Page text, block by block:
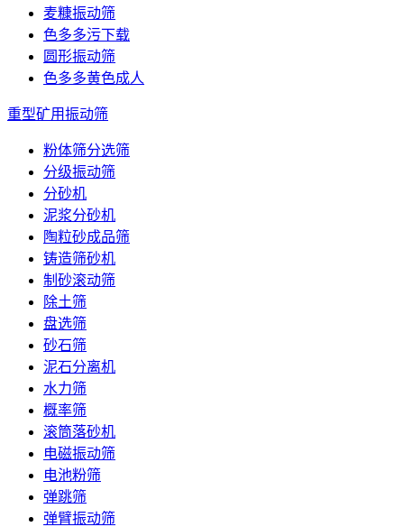
麦糠振动筛
色多多污下载
圆形振动筛
色多多黄色成人
重型矿用振动筛
粉体筛分选筛
分级振动筛
分砂机
泥浆分砂机
陶粒砂成品筛
铸造筛砂机
制砂滚动筛
除土筛
盘选筛
砂石筛
泥石分离机
水力筛
概率筛
滚筒落砂机
电磁振动筛
电池粉筛
弹跳筛
弹臂振动筛